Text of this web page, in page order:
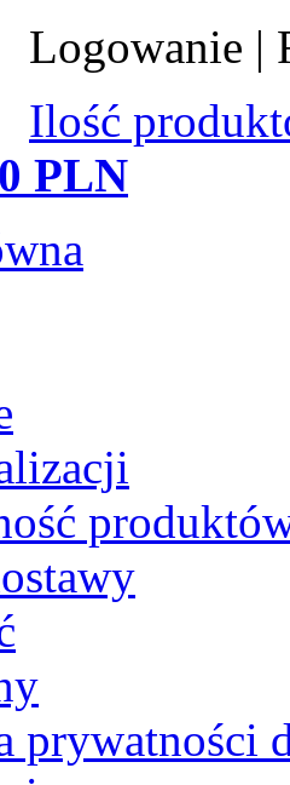
Logowanie |
Ilość
PLN
prywatności